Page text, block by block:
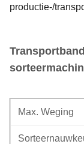
productie-/
Max. Weging